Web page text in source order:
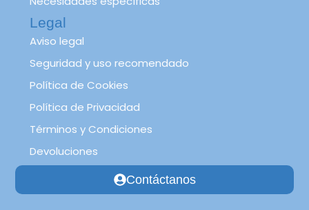
Legal
Aviso legal
Seguridad y uso recomendado
Política de Cookies
Política de Privacidad
Términos y Condiciones
Devoluciones
Contáctanos